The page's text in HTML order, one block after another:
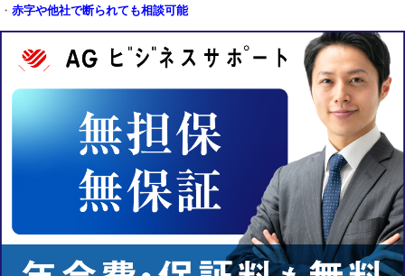
・ 赤字や他社で断られても相談可能